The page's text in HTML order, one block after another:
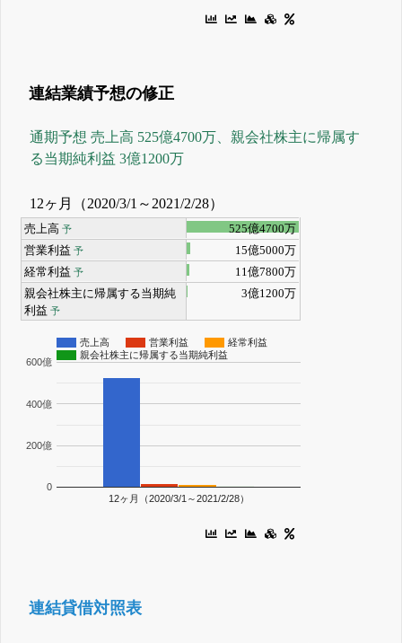
連結業績予想の修正
通期予想 売上高 525億4700万、親会社株主に帰属す
る当期純利益 3億1200万
12ヶ月（2020/3/1～2021/2/28）
売上高 予
525億4700万
営業利益 予
15億5000万
経常利益 予
11億7800万
親会社株主に帰属する当期純
利益 予
3億1200万
売上高 営業利益 経常利益
親会社株主に帰属する当期純利益
12ヶ月（2020/3/1～2021/2/28）
0
200億
400億
600億
連結貸借対照表